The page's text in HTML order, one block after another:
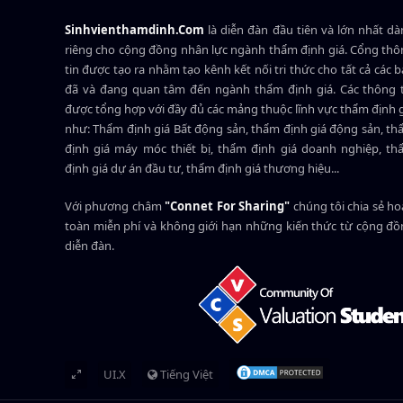
Sinhvienthamdinh.Com là diễn đàn đầu tiên và lớn nhất
riêng cho cộng đồng nhân lực ngành thẩm định giá. Cổng
tin được tạo ra nhằm tạo kênh kết nối tri thức cho tất cả các
đã và đang quan tâm đến ngành thẩm định giá. Các thông
được tổng hợp với đầy đủ các mảng thuộc lĩnh vực thẩm định
như: Thẩm định giá Bất động sản, thẩm định giá động sản,
định giá máy móc thiết bị, thẩm định giá doanh nghiệp,
định giá dự án đầu tư, thẩm định giá thương hiệu...
Với phương châm"Connet For Sharing" chúng tôi chia sẻ
toàn miễn phí và không giới hạn những kiến thức từ cộng
diễn đàn.
UI.X Tiếng Việt